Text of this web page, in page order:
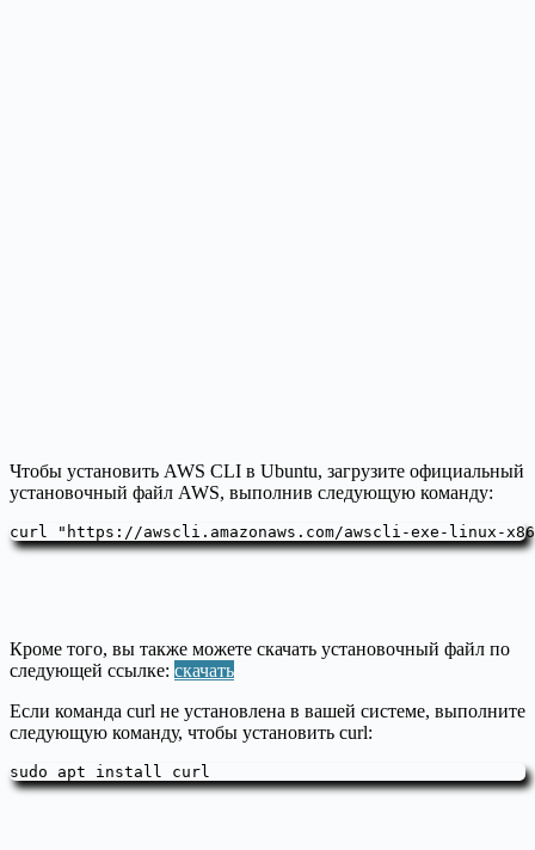
Чтобы установить AWS CLI в Ubuntu, загрузите официальный
установочный файл AWS, выполнив следующую команду:
curl "https://awscli.amazonaws.com/awscli-exe-linux-
Кроме того, вы также можете скачать установочный файл по
следующей ссылке: скачать
Если команда curl не установлена в вашей системе, выполните
следующую команду, чтобы установить curl:
sudo apt install curl